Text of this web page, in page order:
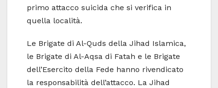
primo attacco suicida che si verifica in
quella località.
Le Brigate di Al-Quds della Jihad Islamica,
le Brigate di Al-Aqsa di Fatah e le Brigate
dell’Esercito della Fede hanno rivendicato
la responsabilità dell’attacco. La Jihad